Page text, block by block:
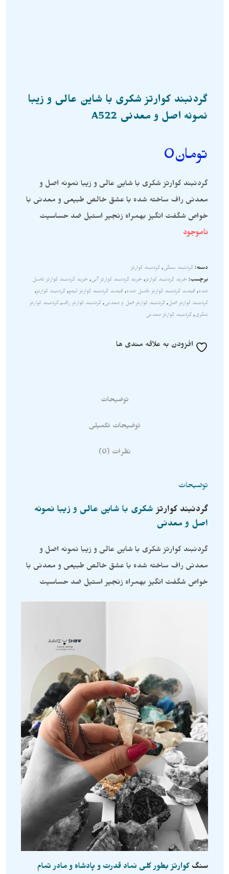
گردنبند کوارتز شکری با شاین عالی و زیبا
نمونه اصل و معدنی A522
تومان0
گردنبند کوارتز شکری با شاین عالی و زیبا نمونه اصل و
معدنی راف ساخته شده با عشق خالص طبیعی و معدنی با
خواص شگفت انگیز بهمراه زنجیر استیل ضد حساسیت
ناموجود
دسته: گردنبند سنگی, گردنبند کوارتز
برچسب: خرید گردنبند کوارتز, خرید گردنبند کوارتز آبی, خرید گردنبند کوارتز تامبل
شده, قیمت گردنبند کوارتز تامبل شده, قیمت گردنبند کوارتز لیمو, گردنبند کوارتز,
گردنبند کوارتز اصل, گردنبند کوارتز اصل و معدنی, گردنبند کوارتز راف, گردنبند کوارتز
شکری, گردنبند کوارتز معدنی
افزودن به علاقه مندی ها
توضیحات
توضیحات تکمیلی
نظرات (0)
توضیحات
گردنبند کوارتزشکری با شاین عالی و زیبا نمونه
اصل و معدنی
گردنبند کوارتز شکری با شاین عالی و زیبا نمونه اصل و
معدنی راف ساخته شده با عشق خالص طبیعی و معدنی با
خواص شگفت انگیز بهمراه زنجیر استیل ضد حساسیت
سنگ کوارتز بطور کلی نماد قدرت و پادشاه و مادر تمام